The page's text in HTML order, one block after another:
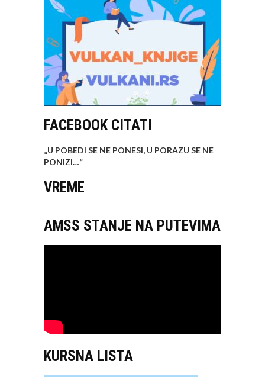
FACEBOOK CITATI
„U POBEDI SE NE PONESI, U PORAZU SE NE
PONIZI…“
VREME
AMSS STANJE NA PUTEVIMA
KURSNA LISTA